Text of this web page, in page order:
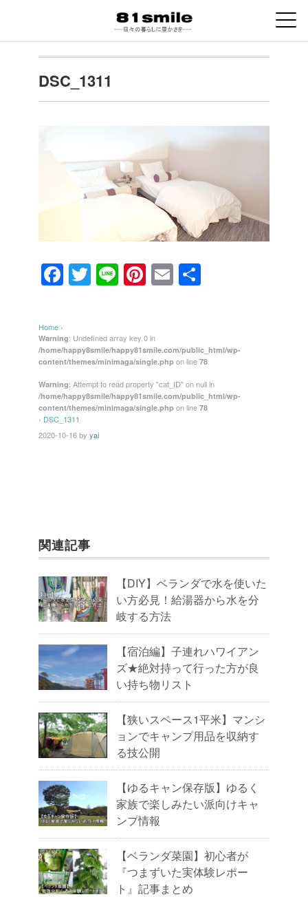
DSC_1311
F
a
e
b
o
o
k
T
wi
er
Li
n
Pi
nt
e
st
E
m
Home ›
Warning: Undefined array key 0 in
/home/happy8smile/happy81smile.com/public_html/wp-
content/themes/minimaga/single.php on line 78
Warning: Attempt to read property "cat_ID" on null in
/home/happy8smile/happy81smile.com/public_html/wp-
content/themes/minimaga/single.php on line 78
› DSC_1311
2020-10-16by yai
関連記事
【DIY】ベランダで水を使いた
い方必見！給湯器から水を分
岐する方法
【宿泊編】子連れハワイアン
ズ★絶対持って行った方が良
い持ち物リスト
【狭いスペース1平米】マンシ
ョンでキャンプ用品を収納す
る技公開
【ゆるキャン保存版】ゆるく
家族で楽しみたい派向けキャ
ンプ情報
【ベランダ菜園】初心者が
『つまずいた実体験レポー
ト』記事まとめ